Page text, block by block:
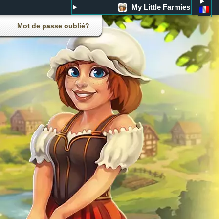
My Little Farmies
Mot de passe oublié?